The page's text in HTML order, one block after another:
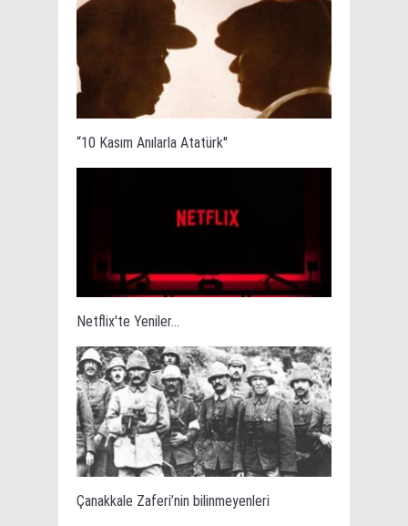
“10 Kasım Anılarla Atatürk''
Netflix'te Yeniler...
Çanakkale Zaferi’nin bilinmeyenleri